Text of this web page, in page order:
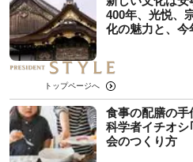
400年、光悦、
化の魅力と、今
トップページへ
食事の配膳の
科学者イチオシ
会のつくり方